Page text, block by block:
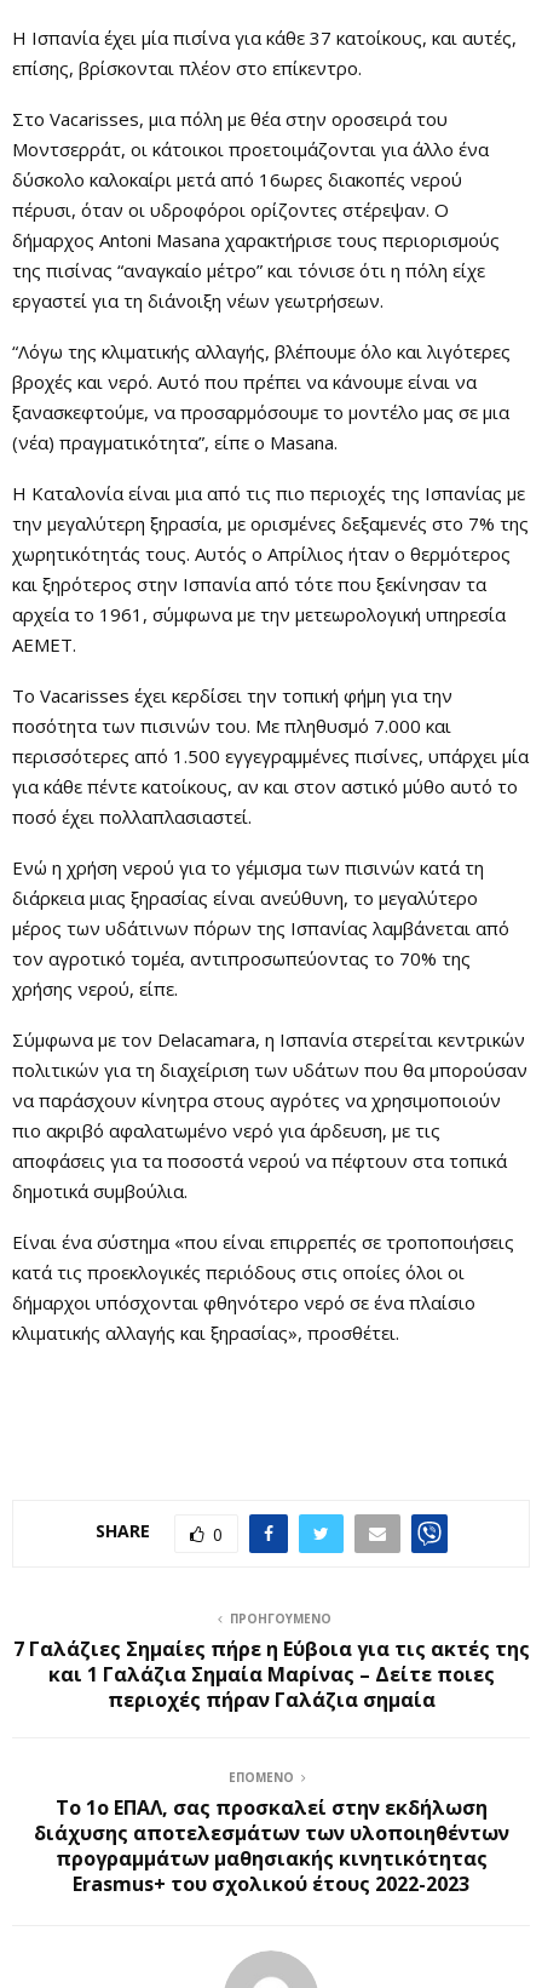
Η Ισπανία έχει μία πισίνα για κάθε 37 κατοίκους, και αυτές,
επίσης, βρίσκονται πλέον στο επίκεντρο.
Στο Vacarisses, μια πόλη με θέα στην οροσειρά του
Μοντσερράτ, οι κάτοικοι προετοιμάζονται για άλλο ένα
δύσκολο καλοκαίρι μετά από 16ωρες διακοπές νερού
πέρυσι, όταν οι υδροφόροι ορίζοντες στέρεψαν. Ο
δήμαρχος Antoni Masana χαρακτήρισε τους περιορισμούς
της πισίνας “αναγκαίο μέτρο” και τόνισε ότι η πόλη είχε
εργαστεί για τη διάνοιξη νέων γεωτρήσεων.
“Λόγω της κλιματικής αλλαγής, βλέπουμε όλο και λιγότερες
βροχές και νερό. Αυτό που πρέπει να κάνουμε είναι να
ξανασκεφτούμε, να προσαρμόσουμε το μοντέλο μας σε μια
(νέα) πραγματικότητα”, είπε ο Masana.
Η Καταλονία είναι μια από τις πιο περιοχές της Ισπανίας με
την μεγαλύτερη ξηρασία, με ορισμένες δεξαμενές στο 7% της
χωρητικότητάς τους. Αυτός ο Απρίλιος ήταν ο θερμότερος
και ξηρότερος στην Ισπανία από τότε που ξεκίνησαν τα
αρχεία το 1961, σύμφωνα με την μετεωρολογική υπηρεσία
AEMET.
Το Vacarisses έχει κερδίσει την τοπική φήμη για την
ποσότητα των πισινών του. Με πληθυσμό 7.000 και
περισσότερες από 1.500 εγγεγραμμένες πισίνες, υπάρχει μία
για κάθε πέντε κατοίκους, αν και στον αστικό μύθο αυτό το
ποσό έχει πολλαπλασιαστεί.
Ενώ η χρήση νερού για το γέμισμα των πισινών κατά τη
διάρκεια μιας ξηρασίας είναι ανεύθυνη, το μεγαλύτερο
μέρος των υδάτινων πόρων της Ισπανίας λαμβάνεται από
τον αγροτικό τομέα, αντιπροσωπεύοντας το 70% της
χρήσης νερού, είπε.
Σύμφωνα με τον Delacamara, η Ισπανία στερείται κεντρικών
πολιτικών για τη διαχείριση των υδάτων που θα μπορούσαν
να παράσχουν κίνητρα στους αγρότες να χρησιμοποιούν
πιο ακριβό αφαλατωμένο νερό για άρδευση, με τις
αποφάσεις για τα ποσοστά νερού να πέφτουν στα τοπικά
δημοτικά συμβούλια.
Είναι ένα σύστημα «που είναι επιρρεπές σε τροποποιήσεις
κατά τις προεκλογικές περιόδους στις οποίες όλοι οι
δήμαρχοι υπόσχονται φθηνότερο νερό σε ένα πλαίσιο
κλιματικής αλλαγής και ξηρασίας», προσθέτει.
SHARE 0
ΠΡΟΗΓΟΎΜΕΝΟ
7 Γαλάζιες Σημαίες πήρε η Εύβοια για τις ακτές της
και 1 Γαλάζια Σημαία Μαρίνας – Δείτε ποιες
περιοχές πήραν Γαλάζια σημαία
ΕΠΌΜΕΝΟ
Το 1ο ΕΠΑΛ, σας προσκαλεί στην εκδήλωση
διάχυσης αποτελεσμάτων των υλοποιηθέντων
προγραμμάτων μαθησιακής κινητικότητας
Erasmus+ του σχολικού έτους 2022-2023